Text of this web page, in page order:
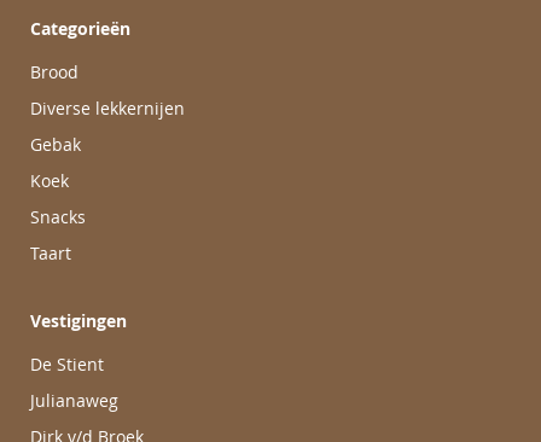
Categorieën
Brood
Diverse lekkernijen
Gebak
Koek
Snacks
Taart
Vestigingen
De Stient
Julianaweg
Dirk v/d Broek